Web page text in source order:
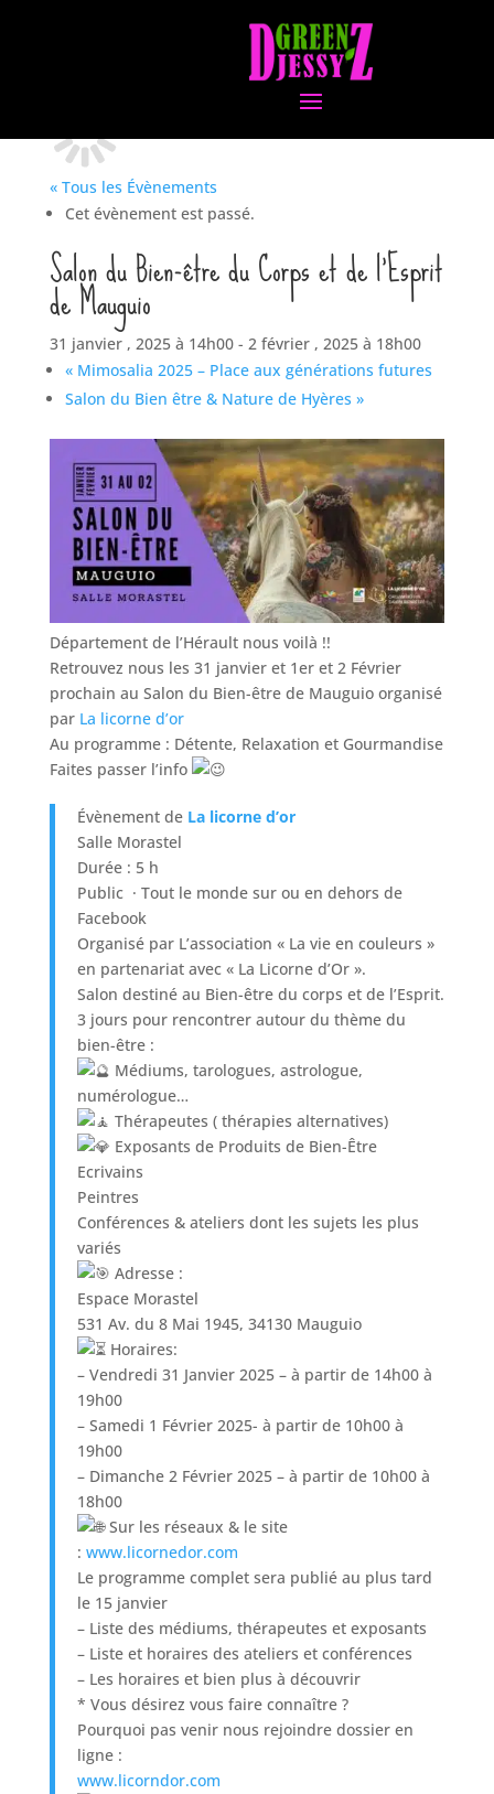
« Tous les Évènements
Cet évènement est passé.
Salon du Bien-être du Corps et de l’Esprit
de Mauguio
31 janvier , 2025 à 14h00- 2 février , 2025 à 18h00
«Mimosalia 2025 – Place aux générations futures
Salon du Bien être & Nature de Hyères »
Département de l’Hérault nous voilà !!
Retrouvez nous les 31 janvier et 1er et 2 Février
prochain au Salon du Bien-être de Mauguio organisé
par La licorne d’or
Au programme : Détente, Relaxation et Gourmandise
Faites passer l’info
Évènement de La licorne d’or
Salle Morastel
Durée : 5 h
Public · Tout le monde sur ou en dehors de
Facebook
Organisé par L’association « La vie en couleurs »
en partenariat avec « La Licorne d’Or ».
Salon destiné au Bien-être du corps et de l’Esprit.
3 jours pour rencontrer autour du thème du
bien-être :
Médiums, tarologues, astrologue,
numérologue…
Thérapeutes ( thérapies alternatives)
Exposants de Produits de Bien-Être
Ecrivains
Peintres
Conférences & ateliers dont les sujets les plus
variés
Adresse :
Espace Morastel
531 Av. du 8 Mai 1945, 34130 Mauguio
Horaires:
– Vendredi 31 Janvier 2025 – à partir de 14h00 à
19h00
– Samedi 1 Février 2025- à partir de 10h00 à
19h00
– Dimanche 2 Février 2025 – à partir de 10h00 à
18h00
Sur les réseaux & le site
: www.licornedor.com
Le programme complet sera publié au plus tard
le 15 janvier
– Liste des médiums, thérapeutes et exposants
– Liste et horaires des ateliers et conférences
– Les horaires et bien plus à découvrir
* Vous désirez vous faire connaître ?
Pourquoi pas venir nous rejoindre dossier en
ligne :
www.licorndor.com